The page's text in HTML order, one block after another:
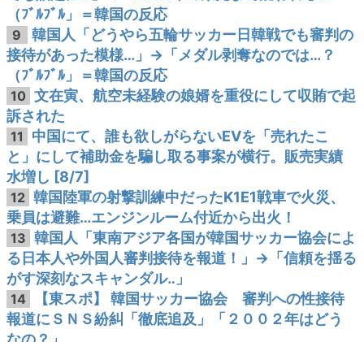
（ﾌﾞﾙﾌﾞﾙ」＝韓国の反応
9
韓国人「どうやら五輪サッカー日韓戦でも審判の
接待があった模様…」→「メダル剥奪なのでは…？
（ﾌﾞﾙﾌﾞﾙ」＝韓国の反応
10 文在寅、航空未経験の娘婿を重役にして収賄で起
訴された
11
中国にて、誰も欲しがらないEVを「売れたこ
と」にして補助金を騙し取る事案が横行。販売実績
水増し [8/7]
12 韓国陸軍の射撃訓練中だったK1E1戦車で火災、
乗員は避難…エンジンルーム付近から出火！
13 韓国人「東南アジア各国が韓国サッカー協会によ
る日本人や外国人審判接待を報道！」→「信頼を揺る
がす深刻なスキャンダル‥」
14
【東スポ】 韓国サッカー協会 審判への性接待
報道にＳＮＳ紛糾「徹底追及」「２００２年はどう